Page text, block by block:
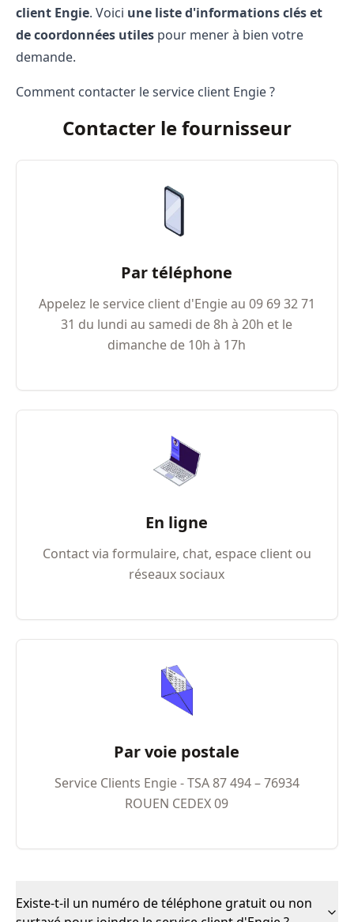
client Engie. Voici une liste d'informations clés et
de coordonnées utiles pour mener à bien votre
demande.
Comment contacter le service client Engie ?
Contacter le fournisseur
Par téléphone
Appelez le service client d'Engie au 09​ 69​ 32​ 71​
31 du lundi au samedi de 8h à 20h et le
dimanche de 10h à 17h
En ligne
Contact via formulaire, chat, espace client ou
réseaux sociaux
Par voie postale
Service Clients Engie - TSA 87 494 – 76934
ROUEN CEDEX 09
Existe-t-il un numéro de téléphone gratuit ou non